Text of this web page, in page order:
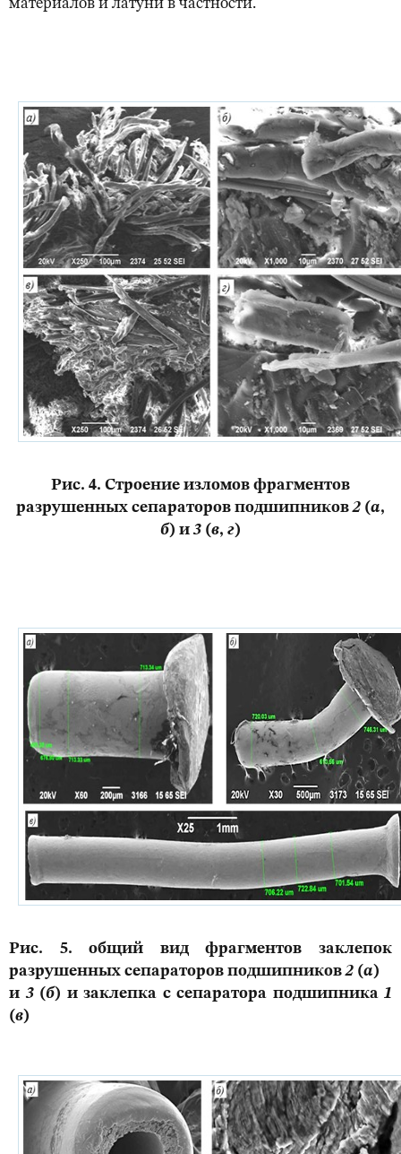
материалов и латуни в частности.
Рис. 4. Строение изломов фрагментов
разрушенных сепараторов подшипников2 (а,
б) и 3 (в, г)
Рис. 5. общий вид фрагментов заклепок
разрушенных сепараторов подшипников2 (а)
и 3(б) и заклепка с сепаратора подшипника 1
(в)